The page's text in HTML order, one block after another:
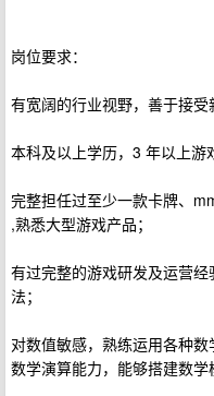
岗位要求：
有宽阔的行业视野，善于接受
本科及以上学历，3 年以上游
完整担任过至少一款卡牌、
,熟悉大型游戏产品；
有过完整的游戏研发及运营
法；
对数值敏感，熟练运用各种
数学演算能力，能够搭建数学